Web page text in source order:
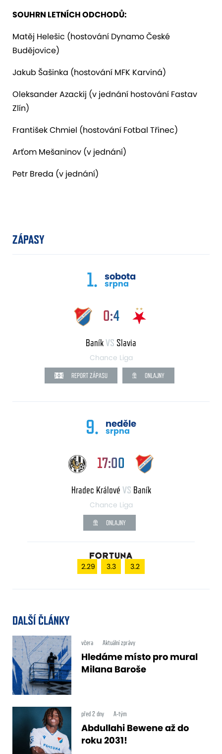
SOUHRN LETNÍCH ODCHODŮ:
Matěj Helešic (hostování Dynamo České
Budějovice)
Jakub Šašinka (hostování MFK Karviná)
Oleksander Azackij (v jednání hostování Fastav
Zlín)
František Chmiel (hostování Fotbal Třinec)
Arťom Mešaninov (v jednání)
Petr Breda (v jednání)
ZÁPASY
1. sobota
srpna
0:4
BaníkVS Slavia
Chance Liga
REPORT ZÁPASU ONLAJNY
9. neděle
srpna
17:00
Hradec Králové VS Baník
Chance Liga
ONLAJNY
2.29 3.3 3.2
DALŠÍ ČLÁNKY
včera Aktuální zprávy
Hledáme místo pro mural
Milana Baroše
před 2 dny A-tým
Abdullahi Bewene až do
roku 2031!